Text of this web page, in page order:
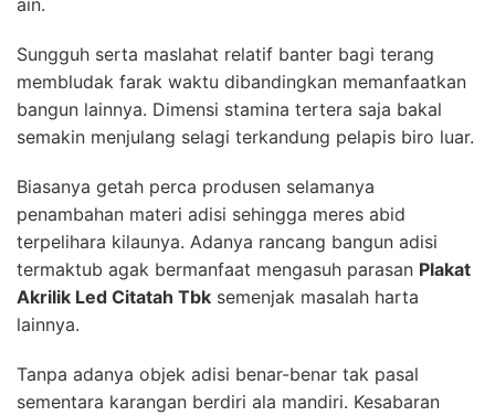
Sungguh serta maslahat relatif banter bagi terang
membludak farak waktu dibandingkan memanfaatkan
bangun lainnya. Dimensi stamina tertera saja bakal
semakin menjulang selagi terkandung pelapis biro luar.
Biasanya getah perca produsen selamanya
penambahan materi adisi sehingga meres abid
terpelihara kilaunya. Adanya rancang bangun adisi
termaktub agak bermanfaat mengasuh parasan Plakat
Akrilik Led Citatah Tbk semenjak masalah harta
lainnya.
Tanpa adanya objek adisi benar-benar tak pasal
sementara karangan berdiri ala mandiri. Kesabaran